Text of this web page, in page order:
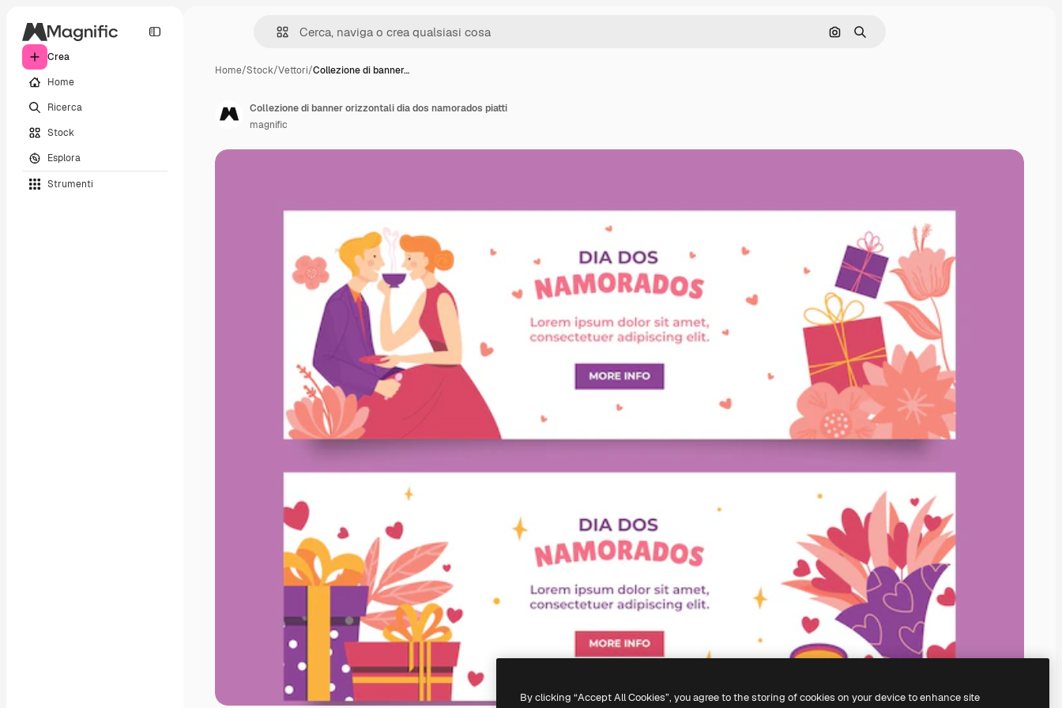
Crea
Home
Ricerca
Stock
Esplora
Strumenti
Cerca per immagine
Ricerca
Home/Stock/Vettori/Collezione di banner…
Collezione di banner orizzontali dia dos namorados piatti
magnific
By clicking “Accept All Cookies”, you agree to the storing of cookies on your device to enhance site